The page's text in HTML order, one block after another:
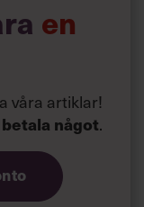
en
våra artiklar!
något.